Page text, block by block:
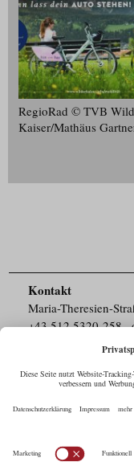
RegioRad © TVB
Kaiser/​Mathäus
Kontakt
Maria-Theresien-
+43.512.5320-258,
Pressebereich
Commercials in Tirol
Drehorte in Tirol